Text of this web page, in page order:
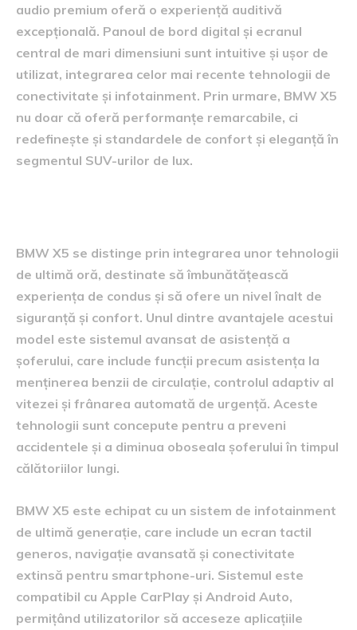
audio premium oferă o experiență auditivă
excepțională. Panoul de bord digital și ecranul
central de mari dimensiuni sunt intuitive și ușor de
utilizat, integrarea celor mai recente tehnologii de
conectivitate și infotainment. Prin urmare, BMW X5
nu doar că oferă performanțe remarcabile, ci
redefinește și standardele de confort și eleganță în
segmentul SUV-urilor de lux.
BMW X5 se distinge prin integrarea unor tehnologii
de ultimă oră, destinate să îmbunătățească
experiența de condus și să ofere un nivel înalt de
siguranță și confort. Unul dintre avantajele acestui
model este sistemul avansat de asistență a
șoferului, care include funcții precum asistența la
menținerea benzii de circulație, controlul adaptiv al
vitezei și frânarea automată de urgență. Aceste
tehnologii sunt concepute pentru a preveni
accidentele și a diminua oboseala șoferului în timpul
călătoriilor lungi.
BMW X5 este echipat cu un sistem de infotainment
de ultimă generație, care include un ecran tactil
generos, navigație avansată și conectivitate
extinsă pentru smartphone-uri. Sistemul este
compatibil cu Apple CarPlay și Android Auto,
permițând utilizatorilor să acceseze aplicațiile